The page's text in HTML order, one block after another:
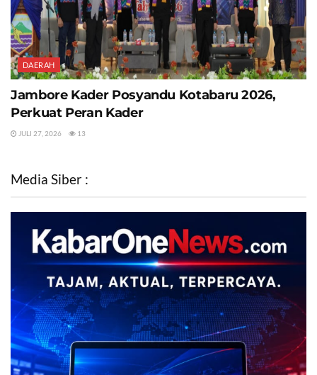
DAERAH
Jambore Kader Posyandu Kotabaru 2026,
Perkuat Peran Kader
JULI 27, 2026 13
Media Siber :